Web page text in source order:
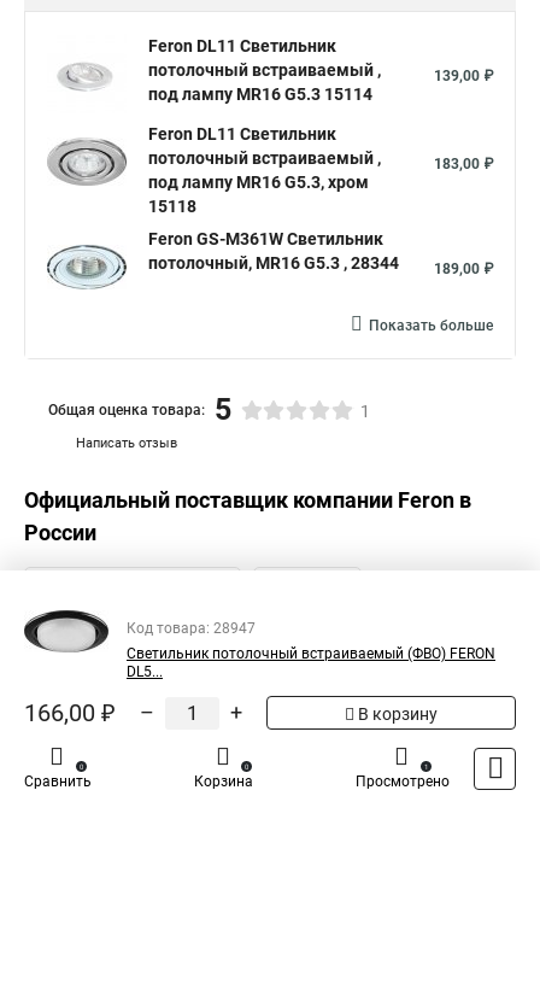
Feron DL11 Светильник
потолочный встраиваемый ,
под лампу MR16 G5.3 15114
139,00 ₽
Feron DL11 Светильник
потолочный встраиваемый ,
под лампу MR16 G5.3, хром
15118
183,00 ₽
Feron GS-M361W Светильник
потолочный, MR16 G5.3 , 28344
189,00 ₽
Показать больше
Написать отзыв
Общая оценка товара: 5 1
Официальный поставщик компании Feron в
России
Код товара: 28947
Светильник потолочный встраиваемый (ФВО) FERON
DL5...
166,00 ₽ – + В корзину
Сравнить
0
Корзина
0
Просмотрено
1